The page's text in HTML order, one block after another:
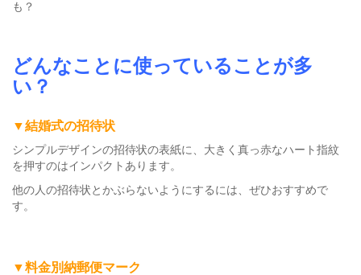
も？
どんなことに使っていることが多
い？
▼結婚式の招待状
シンプルデザインの招待状の表紙に、大きく真っ赤なハート指紋
を押すのはインパクトあります。
他の人の招待状とかぶらないようにするには、ぜひおすすめで
す。
▼料金別納郵便マーク